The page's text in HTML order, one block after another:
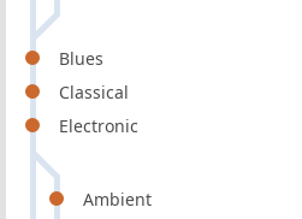
Blues
Classical
Electronic
Ambient